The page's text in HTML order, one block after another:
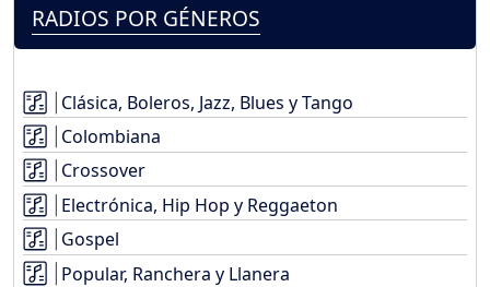
RADIOS POR GÉNEROS
Clásica, Boleros, Jazz, Blues y Tango
Colombiana
Crossover
Electrónica, Hip Hop y Reggaeton
Gospel
Popular, Ranchera y Llanera